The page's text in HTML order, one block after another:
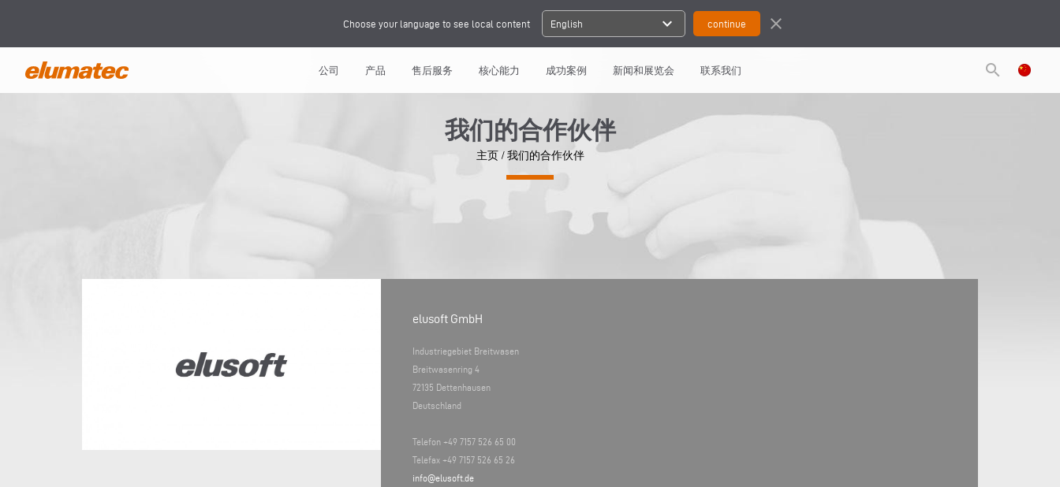
Choose your language to see local content English expand_more close
公司 产品 售后服务 核心能力 成功案例 新闻和展览会 联系我们 search
我们的合作伙伴
主页 / 我们的合作伙伴
elusoft GmbH
Industriegebiet Breitwasen
Breitwasenring 4
72135 Dettenhausen
Deutschland
Telefon +49 7157 526 65 00
Telefax +49 7157 526 65 26
info@elusoft.de